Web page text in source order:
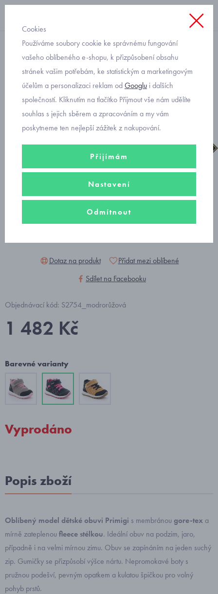
dívčí
Primigi gore-tex 2853200
dívčí celoroční boty
Dotaz na produkt
Přidat mezi oblíbené
Sdílet na Facebooku
Objednávací kód: S2754_modrorůžová
1 482 Kč
Barevné varianty
Vyprodáno
Popis zboží
Oblíbený model dětské obuvi Primigi s membránougore-tex a
mírně zateplenoufleece stélkou. Ideální obuv na podzim, jaro,
případně i na velmi mírnou zimu. Obuv se zapínáním na jeden suchý
zip. Gumičky se přizpůsobí výšce nártu. Nepromokavé boty s
pružnou podešví, pevným opatkem a kulatou špičkou pro volný
pohyb prstů.
Cookies
Používáme soubory cookie ke správnému fungování
vašeho oblíbeného e-shopu, k přizpůsobení obsahu
stránek vašim potřebám, ke statistickým a marketingovým
účelům a personalizaci reklam odGooglu i dalších
společností. Kliknutím na tlačítko Přijmout vše nám udělíte
souhlas s jejich sběrem a zpracováním a my vám
poskytneme ten nejlepší zážitek z nakupování.
Přijímám
Nastavení
Odmítnout